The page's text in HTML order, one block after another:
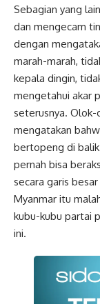
Sebagian yang
dan mengecam
dengan
marah-marah,
kepala dingin,
mengetahui akar
seterusnya. Olok-
mengatakan
bertopeng di balik
pernah bisa
secara garis
Myanmar itu
kubu-kubu partai
ini.